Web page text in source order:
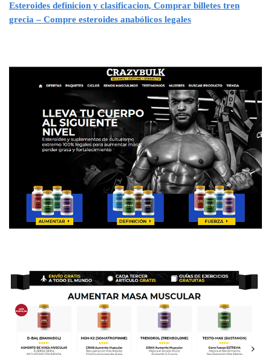
Esteroides definicion y clasificacion, Comprar billetes tren
grecia – Compre esteroides anabólicos legales